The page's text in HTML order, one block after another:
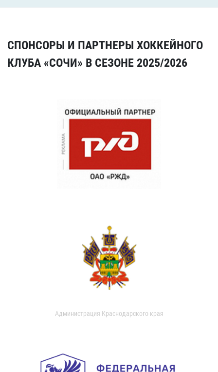
СПОНСОРЫ И ПАРТНЕРЫ ХОККЕЙНОГО
КЛУБА «СОЧИ» В СЕЗОНЕ 2025/2026
Администрация Краснодарского края